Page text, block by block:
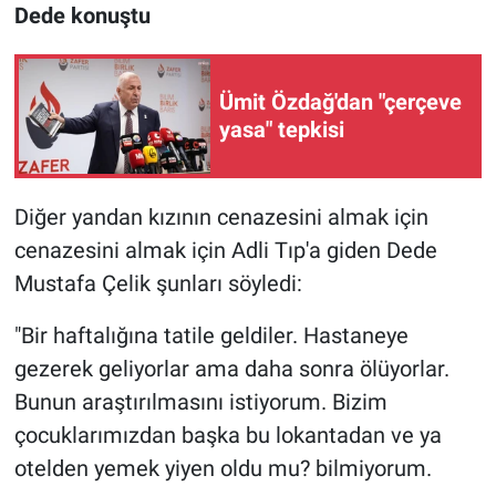
Dede konuştu
Ümit Özdağ'dan "çerçeve
yasa" tepkisi
Diğer yandan kızının cenazesini almak için
cenazesini almak için Adli Tıp'a giden Dede
Mustafa Çelik şunları söyledi:
"Bir haftalığına tatile geldiler. Hastaneye
gezerek geliyorlar ama daha sonra ölüyorlar.
Bunun araştırılmasını istiyorum. Bizim
çocuklarımızdan başka bu lokantadan ve ya
otelden yemek yiyen oldu mu? bilmiyorum.